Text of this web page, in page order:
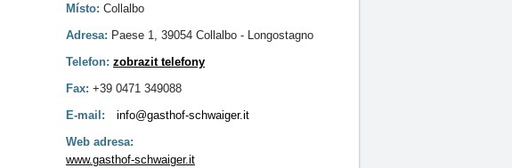
Místo: Collalbo
Adresa: Paese 1, 39054 Collalbo - Longostagno
Telefon: zobrazit telefony
Fax: +39 0471 349088
E-mail:
info@gasthof-schwaiger.it
Web adresa:
www.gasthof-schwaiger.it